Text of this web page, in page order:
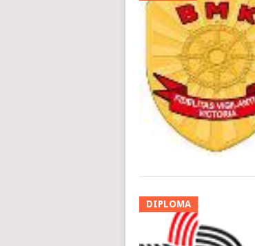
DIPLOMA